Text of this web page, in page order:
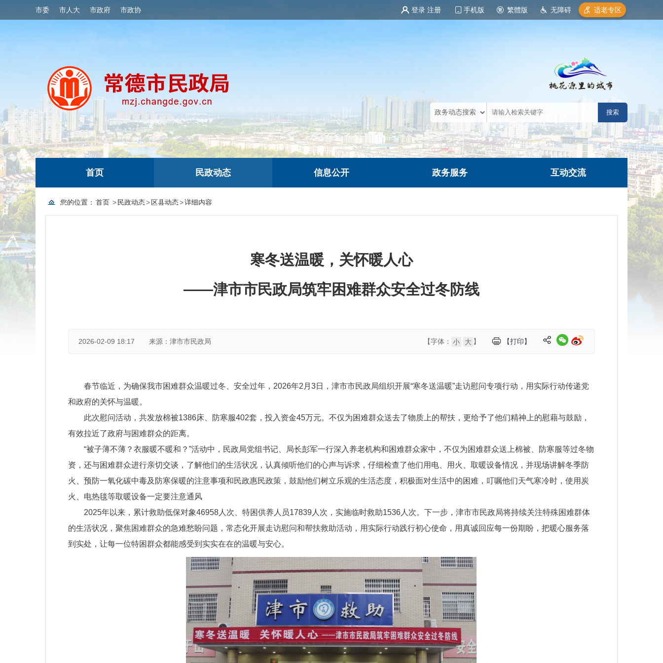
市委 市人大 市政府 市政协 登录 注册 手机版 繁體版 无障碍 适老专区
首页 民政动态 信息公开 政务服务 互动交流
您的位置： 首页 > 民政动态> 区县动态>详细内容
寒冬送温暖，关怀暖人心
——津市市民政局筑牢困难群众安全过冬防线
2026-02-09 18:17 来源：津市市民政局 【打印】
【字体： 小 大 】
春节临近，为确保我市困难群众温暖过冬、安全过年，2026年2月3日，津市市民政局组织开展“寒冬送温暖”走访慰问专项行动，用实际行动传递党
和政府的关怀与温暖。
此次慰问活动，共发放棉被1386床、防寒服402套，投入资金45万元。不仅为困难群众送去了物质上的帮扶，更给予了他们精神上的慰藉与鼓励，
有效拉近了政府与困难群众的距离。
“被子薄不薄？衣服暖不暖和？”活动中，民政局党组书记、局长彭军一行深入养老机构和困难群众家中，不仅为困难群众送上棉被、防寒服等过冬物
资，还与困难群众进行亲切交谈，了解他们的生活状况，认真倾听他们的心声与诉求，仔细检查了他们用电、用火、取暖设备情况，并现场讲解冬季防
火、预防一氧化碳中毒及防寒保暖的注意事项和民政惠民政策，鼓励他们树立乐观的生活态度，积极面对生活中的困难，叮嘱他们天气寒冷时，使用炭
火、电热毯等取暖设备一定要注意通风
2025年以来，累计救助低保对象46958人次、特困供养人员17839人次，实施临时救助1536人次。下一步，津市市民政局将持续关注特殊困难群体
的生活状况，聚焦困难群众的急难愁盼问题，常态化开展走访慰问和帮扶救助活动，用实际行动践行初心使命，用真诚回应每一份期盼，把暖心服务落
到实处，让每一位特困群众都能感受到实实在在的温暖与安心。